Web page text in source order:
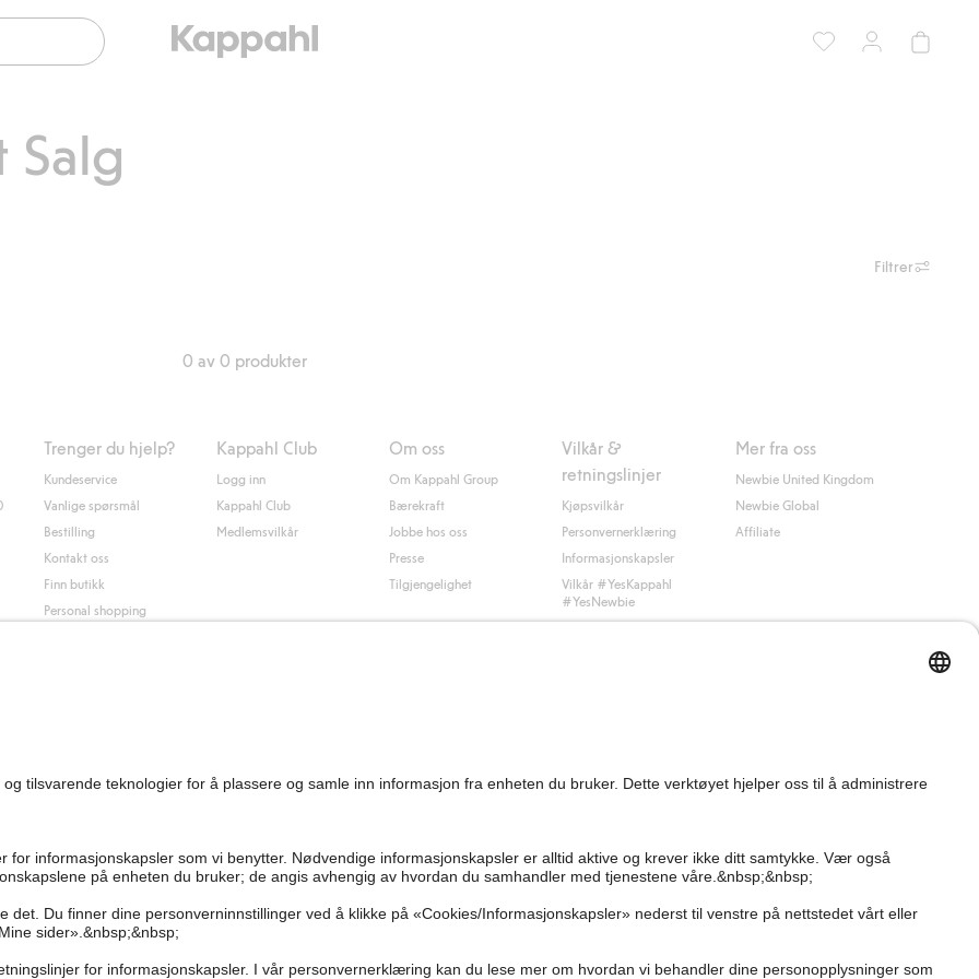
Salg
Filtrer
0 av 0 produkter
Trenger du hjelp?
Kundeservice
Vanlige spørsmål
Bestilling
Kontakt oss
Finn butikk
Personal shopping
Kappahl Club
Logg inn
Kappahl Club
Medlemsvilkår
Om oss
Om Kappahl Group
Bærekraft
Jobbe hos oss
Presse
Tilgjengelighet
Vilkår &
retningslinjer
Kjøpsvilkår
Personvernerklæring
Informasjonskapsler
Vilkår #YesKappahl
#YesNewbie
Mer fra oss
Newbie United Kingdom
Newbie Global
Affiliate